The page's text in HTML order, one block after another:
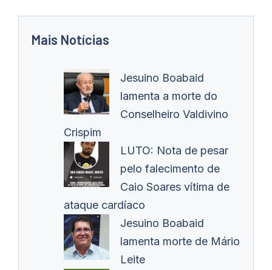
Mais Notícias
Jesuino Boabaid
lamenta a morte do
Conselheiro Valdivino
Crispim
LUTO: Nota de pesar
pelo falecimento de
Caio Soares vítima de
ataque cardíaco
Jesuino Boabaid
lamenta morte de Mário
Leite